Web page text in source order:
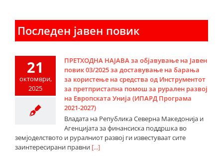
Последен јавен повик
21
октомври,
2025
ПРЕТХОДНА НАЈАВА за објавување на Јавен
повик 03/2025 за доставување на барања
за користење на средства од Инструментот
за претпристапна помош за рурален развој
на Европската Унија (ИПАРД Програма
2021-2027)
Владата на Република Северна Македонија и
Агенцијата за финансиска поддршка во
земјоделството и руралниот развој ги известуваат сите
заинтересирани правни [...]